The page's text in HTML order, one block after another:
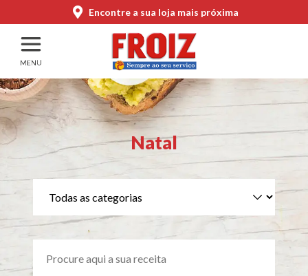
Encontre a sua loja mais próxima
Natal